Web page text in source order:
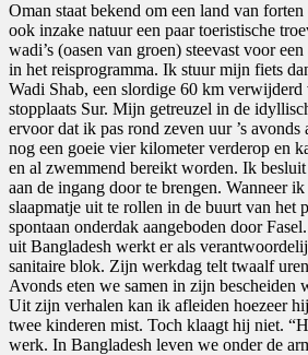
Oman staat bekend om een land van
ook inzake natuur een paar toeristische
wadi’s (oasen van groen) steevast voor
in het reisprogramma. Ik stuur mijn fiets
Wadi Shab, een slordige 60 km
stopplaats Sur. Mijn getreuzel in de
ervoor dat ik pas rond zeven uur ’s
nog een goeie vier kilometer verderop en
en al zwemmend bereikt worden. Ik
aan de ingang door te brengen. Wanneer
slaapmatje uit te rollen in de buurt van
spontaan onderdak aangeboden door
uit Bangladesh werkt er als
sanitaire blok. Zijn werkdag telt twaalf
Avonds eten we samen in zijn bescheiden
Uit zijn verhalen kan ik afleiden hoezeer
twee kinderen mist. Toch klaagt hij niet.
werk. In Bangladesh leven we onder de